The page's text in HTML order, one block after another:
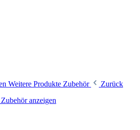
Weitere Produkte Zubehör
Zurück
anzeigen